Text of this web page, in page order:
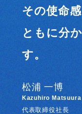
その使命
ともに分
す。
松浦 一博
Kazuhiro Matsuura
代表取締役社長